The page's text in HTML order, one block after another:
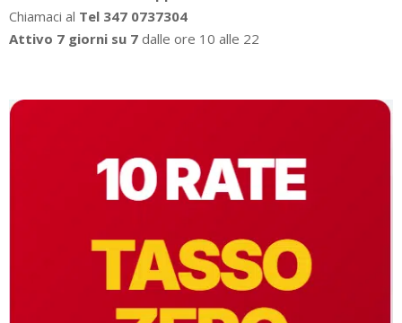
Chiamaci al Tel 347 0737304
Attivo 7 giorni su 7 dalle ore 10 alle 22